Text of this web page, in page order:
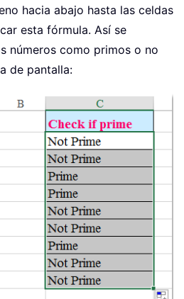
hacia abajo hasta las celdas
esta fórmula. Así se
números como primos o no
de pantalla: